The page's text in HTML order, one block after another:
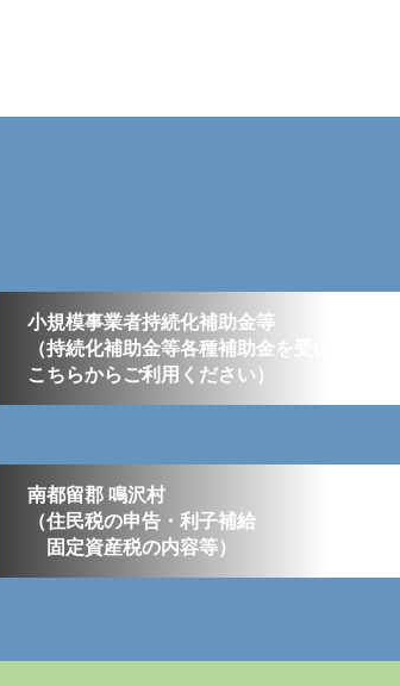
小規模事業者持続化補助金等
（持続化補助金等各種補助金を受けたい方は
こちらからご利用ください）
南都留郡 鳴沢村
（住民税の申告・利子補給
固定資産税の内容等）